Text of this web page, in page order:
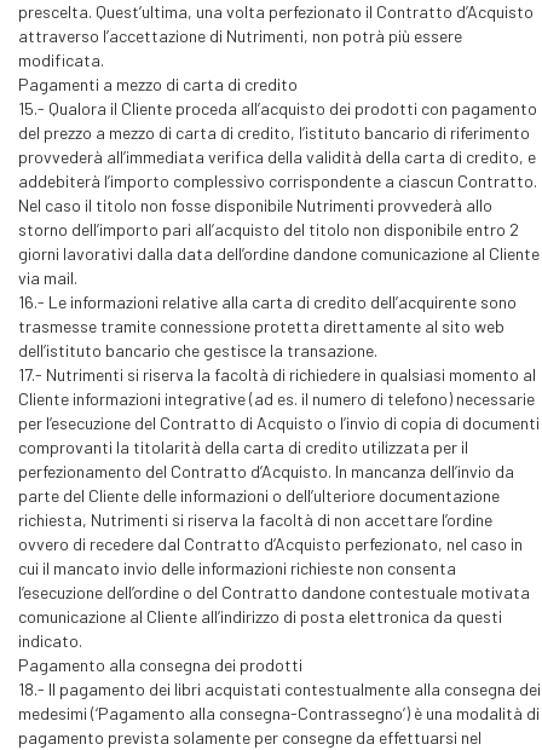
prescelta. Quest’ultima, una volta perfezionato il Contratto d’Acquisto
attraverso l’accettazione di Nutrimenti, non potrà più essere
modificata.
Pagamenti a mezzo di carta di credito
15.- Qualora il Cliente proceda all’acquisto dei prodotti con pagamento
del prezzo a mezzo di carta di credito, l’istituto bancario di riferimento
provvederà all’immediata verifica della validità della carta di credito, e
addebiterà l’importo complessivo corrispondente a ciascun Contratto.
Nel caso il titolo non fosse disponibile Nutrimenti provvederà allo
storno dell’importo pari all’acquisto del titolo non disponibile entro 2
giorni lavorativi dalla data dell’ordine dandone comunicazione al Cliente
via mail.
16.- Le informazioni relative alla carta di credito dell’acquirente sono
trasmesse tramite connessione protetta direttamente al sito web
dell’istituto bancario che gestisce la transazione.
17.- Nutrimenti si riserva la facoltà di richiedere in qualsiasi momento al
Cliente informazioni integrative (ad es. il numero di telefono) necessarie
per l’esecuzione del Contratto di Acquisto o l’invio di copia di documenti
comprovanti la titolarità della carta di credito utilizzata per il
perfezionamento del Contratto d’Acquisto. In mancanza dell’invio da
parte del Cliente delle informazioni o dell’ulteriore documentazione
richiesta, Nutrimenti si riserva la facoltà di non accettare l’ordine
ovvero di recedere dal Contratto d’Acquisto perfezionato, nel caso in
cui il mancato invio delle informazioni richieste non consenta
l’esecuzione dell’ordine o del Contratto dandone contestuale motivata
comunicazione al Cliente all’indirizzo di posta elettronica da questi
indicato.
Pagamento alla consegna dei prodotti
18.- Il pagamento dei libri acquistati contestualmente alla consegna dei
medesimi (‘Pagamento alla consegna-Contrassegno’) è una modalità di
pagamento prevista solamente per consegne da effettuarsi nel